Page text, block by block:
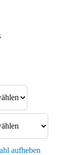
aufheben